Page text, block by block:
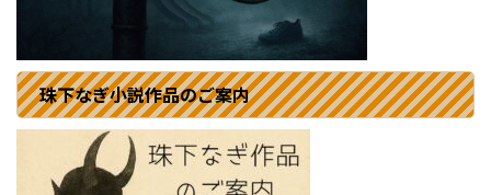
珠下なぎ小説作品のご案内